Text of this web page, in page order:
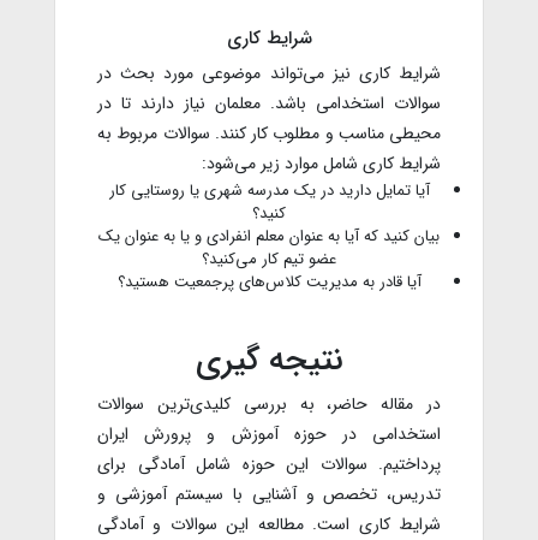
شرایط کاری
شرایط کاری نیز می‌تواند موضوعی مورد بحث در
سوالات استخدامی باشد. معلمان نیاز دارند تا در
محیطی مناسب و مطلوب کار کنند. سوالات مربوط به
شرایط کاری شامل موارد زیر می‌شود:
آیا تمایل دارید در یک مدرسه شهری یا روستایی کار
کنید؟
بیان کنید که آیا به عنوان معلم انفرادی و یا به عنوان یک
عضو تیم کار می‌کنید؟
آیا قادر به مدیریت کلاس‌های پرجمعیت هستید؟
نتیجه گیری
در مقاله حاضر، به بررسی کلیدی‌ترین سوالات
استخدامی در حوزه آموزش و پرورش ایران
پرداختیم. سوالات این حوزه شامل آمادگی برای
تدریس، تخصص و آشنایی با سیستم آموزشی و
شرایط کاری است. مطالعه این سوالات و آمادگی